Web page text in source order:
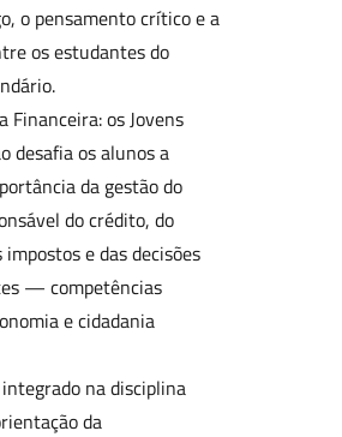
o pensamento crítico e a
os estudantes do
Financeira: os Jovens
desafia os alunos a
da gestão do
do crédito, do
impostos e das decisões
— competências
e cidadania
na disciplina
da